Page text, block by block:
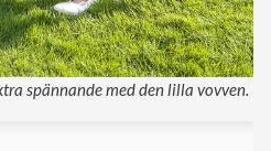
spännande med den lilla vovven.